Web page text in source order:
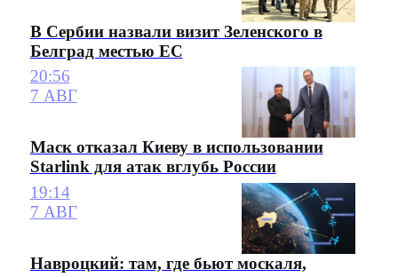
В Сербии назвали визит Зеленского в
Белград местью ЕС
20:56
7 АВГ
Маск отказал Киеву в использовании
Starlink для атак вглубь России
19:14
7 АВГ
Навроцкий: там, где бьют москаля,